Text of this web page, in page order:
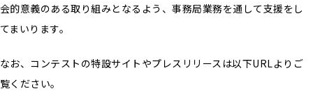
会的意義のある取り組みとなるよう、事務局業務を通して支援をし
てまいります。
なお、コンテストの特設サイトやプレスリリースは以下URLよりご
覧ください。